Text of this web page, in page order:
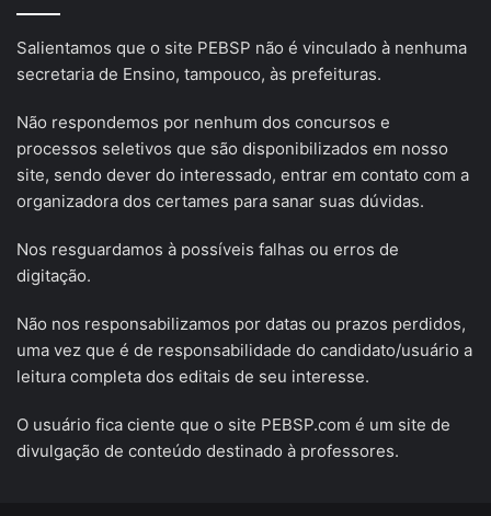
Salientamos que o site PEBSP não é vinculado à nenhuma
secretaria de Ensino, tampouco, às prefeituras.
Não respondemos por nenhum dos concursos e
processos seletivos que são disponibilizados em nosso
site, sendo dever do interessado, entrar em contato com a
organizadora dos certames para sanar suas dúvidas.
Nos resguardamos à possíveis falhas ou erros de
digitação.
Não nos responsabilizamos por datas ou prazos perdidos,
uma vez que é de responsabilidade do candidato/usuário a
leitura completa dos editais de seu interesse.
O usuário fica ciente que o site PEBSP.com é um site de
divulgação de conteúdo destinado à professores.